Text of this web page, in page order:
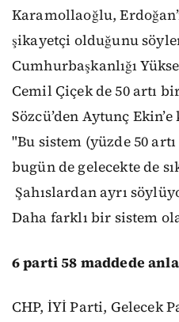
Karamollaoğlu,
şikayetçi olduğunu
Cumhurbaşkanlığı
Cemil Çiçek de 50 artı
Sözcü’den Aytunç
"Bu sistem (yüzde 50
bugün de gelecekte de
Şahıslardan ayrı
Daha farklı bir sistem
6 parti 58 maddede
CHP, İYİ Parti, Gelecek